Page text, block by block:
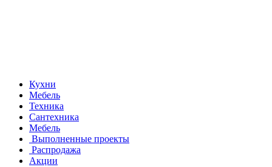
Кухни
Мебель
Техника
Сантехника
Мебель
Выполненные проекты
Распродажа
Акции